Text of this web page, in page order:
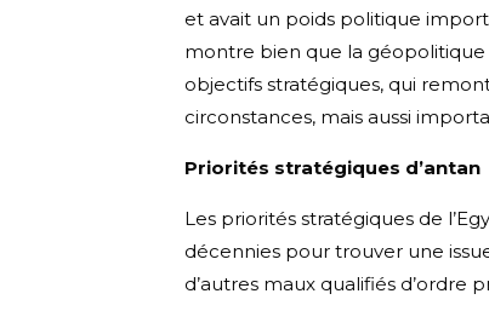
et avait un poids politique
montre bien que la
objectifs stratégiques, qui
circonstances, mais aussi
Priorités stratégiques d’antan
Les priorités stratégiques de
décennies pour trouver une
d’autres maux qualifiés d’ordre